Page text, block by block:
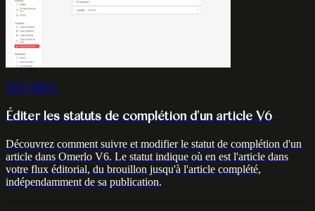
TUTORIEL
Éditer les statuts de complétion d'un article V6
Découvrez comment suivre et modifier le statut de complétion d'un
article dans Omerlo V6. Le statut indique où en est l'article dans
votre flux éditorial, du brouillon jusqu'à l'article complété,
indépendamment de sa publication.